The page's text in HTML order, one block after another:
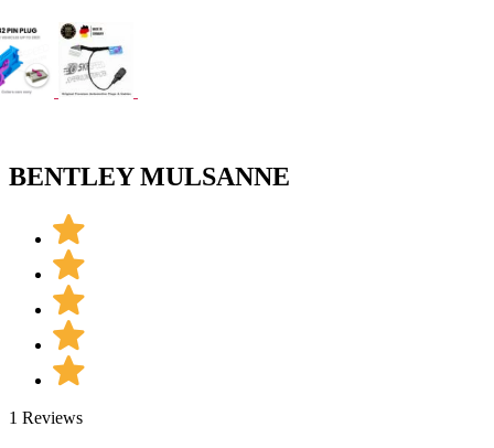
BENTLEY MULSANNE
1 Reviews